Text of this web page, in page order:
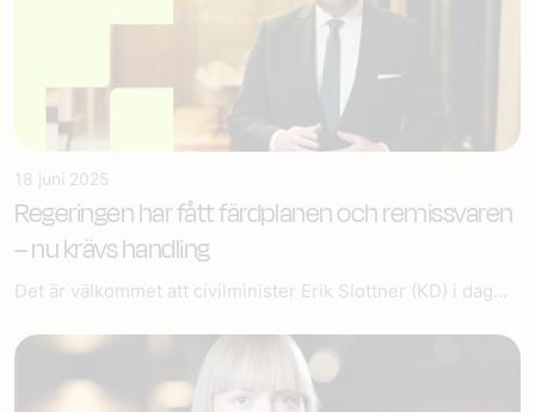
18 juni 2025
Regeringen har fått färdplanen och remissvaren
– nu krävs handling
Det är välkommet att civilminister Erik Slottner (KD) i dag...